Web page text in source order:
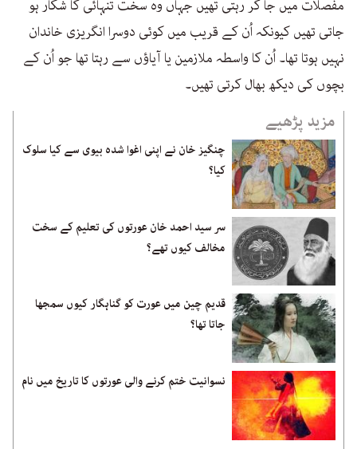
مفصلات میں جا کر رہتی تھیں جہاں وہ سخت تنہائی کا شکار ہو
جاتی تھیں کیونکہ اُن کے قریب میں کوئی دوسرا انگریزی خاندان
نہیں ہوتا تھا۔ اُن کا واسطہ ملازمین یا آیاﺅں سے رہتا تھا جو اُن کے
بچوں کی دیکھ بھال کرتی تھیں۔
مزید پڑھیے
چنگیز خان نے اپنی اغوا شدہ بیوی سے کیا سلوک
کیا؟
سر سید احمد خان عورتوں کی تعلیم کے سخت
مخالف کیوں تھے؟
قدیم چین میں عورت کو گناہگار کیوں سمجھا
جاتا تھا؟
نسوانیت ختم کرنے والی عورتوں کا تاریخ میں نام